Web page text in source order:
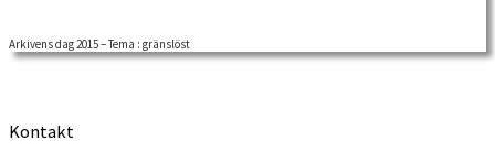
ARAB, Arkivens dag tema : gränslöst, med seminarier och utställning
Arkivens dag 2015 – Tema : gränslöst
Kontakt